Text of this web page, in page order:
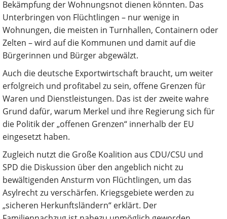
Bekämpfung der Wohnungsnot dienen könnten. Das
Unterbringen von Flüchtlingen – nur wenige in
Wohnungen, die meisten in Turnhallen, Containern oder
Zelten – wird auf die Kommunen und damit auf die
Bürger­innen und Bürger abgewälzt.
Auch die deutsche Exportwirtschaft braucht, um weiter
erfolgreich und profitabel zu sein, offene Grenzen für
Waren und Dienstleistungen. Das ist der zweite wahre
Grund dafür, warum Merkel und ihre Regierung sich für
die Politik der „offenen Grenzen“ innerhalb der EU
eingesetzt haben.
Zugleich nutzt die Große Koalition aus CDU/CSU und
SPD die Diskussion über den angeblich nicht zu
bewältigenden Ansturm von Flüchtlingen, um das
Asylrecht zu verschärfen. Kriegsgebiete werden zu
„sicheren Herkunftsländern“ erklärt. Der